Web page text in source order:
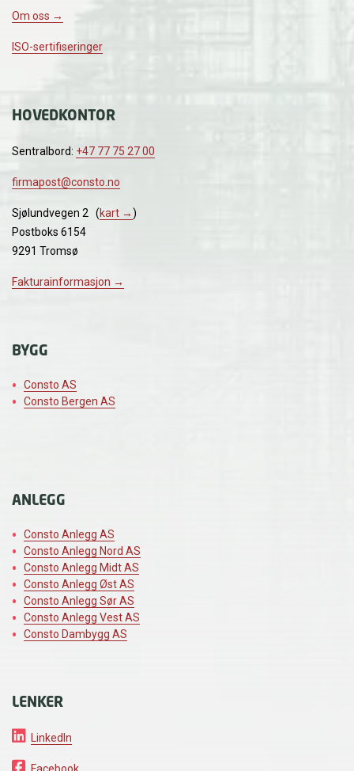
Om oss →
ISO-sertifiseringer
HOVEDKONTOR
Sentralbord: +47 77 75 27 00
firmapost@consto.no
Sjølundvegen 2 (kart →)
Postboks 6154
9291 Tromsø
Fakturainformasjon →
BYGG
Consto AS
Consto Bergen AS
ANLEGG
Consto Anlegg AS
Consto Anlegg Nord AS
Consto Anlegg Midt AS
Consto Anlegg Øst AS
Consto Anlegg Sør AS
Consto Anlegg Vest AS
Consto Dambygg AS
LENKER
LinkedIn